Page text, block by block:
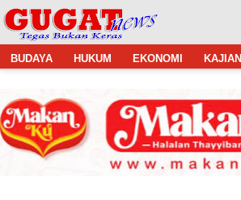
BUDAYA HUKUM EKONOMI